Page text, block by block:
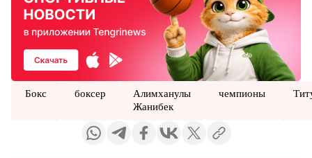
Бокс боксер
Алимханулы
Жанибек
чемпионы